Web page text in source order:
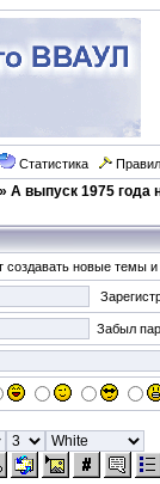
Статистика
А выпуск 1975 года
создавать новые темы и
Забыл